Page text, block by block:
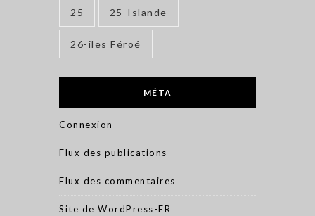
25 25-Islande
26-iles Féroé
MÉTA
Connexion
Flux des publications
Flux des commentaires
Site de WordPress-FR